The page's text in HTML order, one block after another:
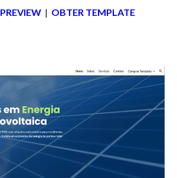
PREVIEW| OBTER TEMPLATE